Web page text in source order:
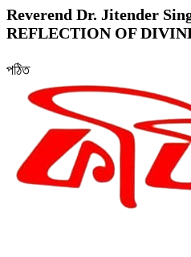
Reverend Dr. Jitender
REFLECTION OF
পঠিত